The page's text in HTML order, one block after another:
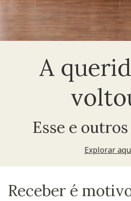
A
Esse e
Explorar
Receber é